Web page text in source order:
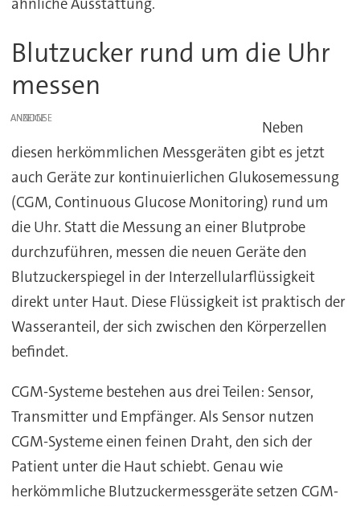
ähnliche Ausstattung.
Blutzucker rund um die Uhr
messen
ANZEIGE
Neben
diesen herkömmlichen Messgeräten gibt es jetzt
auch Geräte zur kontinuierlichen Glukosemessung
(CGM, Continuous Glucose Monitoring) rund um
die Uhr. Statt die Messung an einer Blutprobe
durchzuführen, messen die neuen Geräte den
Blutzuckerspiegel in der Interzellularflüssigkeit
direkt unter Haut. Diese Flüssigkeit ist praktisch der
Wasseranteil, der sich zwischen den Körperzellen
befindet.
CGM-Systeme bestehen aus drei Teilen: Sensor,
Transmitter und Empfänger. Als Sensor nutzen
CGM-Systeme einen feinen Draht, den sich der
Patient unter die Haut schiebt. Genau wie
herkömmliche Blutzuckermessgeräte setzen CGM-